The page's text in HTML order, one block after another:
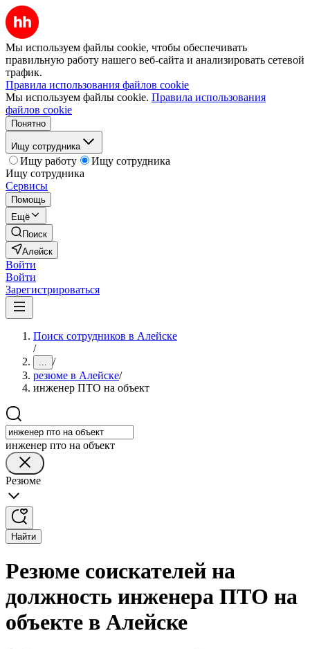
Мы используем файлы cookie, чтобы обеспечивать
правильную работу нашего веб-сайта и анализировать сетевой
трафик.
Правила использования файлов cookie
Мы используем файлы cookie. Правила использования
файлов cookie
Понятно
Ищу сотрудника
Ищу работу
Ищу сотрудника
Ищу сотрудника
Сервисы
Помощь
Ещё
Поиск
Алейск
Войти
Войти
Зарегистрироваться
Поиск сотрудников в Алейске
/
... /
резюме в Алейске/
инженер ПТО на объект
инженер пто на объект
Резюме
Найти
Резюме соискателей на
должность инженера ПТО на
объекте в Алейске